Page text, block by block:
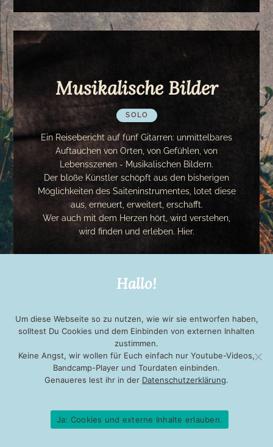
Musikalische Bilder
SOLO
Ein Reisebericht auf fünf Gitarren: unmittelbares
Auftauchen von Orten, von Gefühlen, von
Lebensszenen - Musikalischen Bildern.
Der bloße Künstler schöpft aus den bisherigen
Möglichkeiten des Saiteninstrumentes, lotet diese
aus, erneuert, erweitert, erschafft.
Wer auch mit dem Herzen hört, wird verstehen,
wird finden und erleben. Hier.
KONTAKT IMPRESSUM
DATENSCHUTZ NEWSLETTER
Hallo!
Um diese Webseite so zu nutzen, wie wir sie entworfen haben,
solltest Du Cookies und dem Einbinden von externen Inhalten
zustimmen.
Keine Angst, wir wollen für Euch einfach nur Youtube-Videos,
Bandcamp-Player und Tourdaten einbinden.
Genaueres lest ihr in der Datenschutzerklärung.
Ja: Cookies und externe Inhalte erlauben.